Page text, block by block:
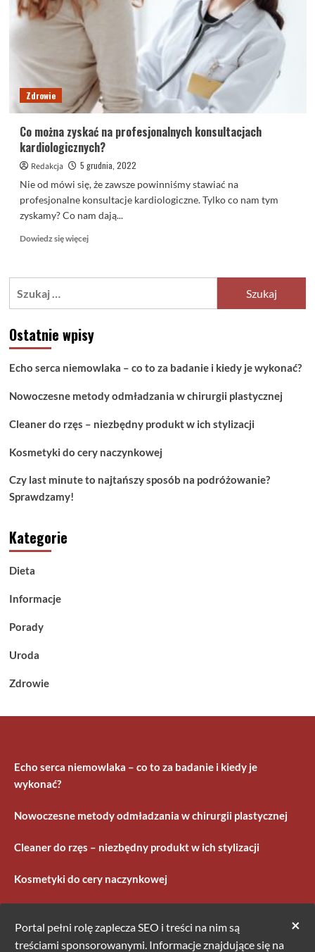
×
Portal pełni rolę zaplecza SEO i treści na nim są
treściami sponsorowanymi. Informacje znajdujące się na
sprawa.
Zdrowie
Co można zyskać na profesjonalnych konsultacjach
kardiologicznych?
Redakcja
5 grudnia, 2022
Nie od mówi się, że zawsze powinniśmy stawiać na
profesjonalne konsultacje kardiologiczne. Tylko co nam tym
zyskamy? Co nam dają...
Dowiedz się więcejDowiedz
o
na
profesjonalnych
kardiologicznych?
Ostatnie wpisy
Echo serca niemowlaka – co to za badanie i kiedy je wykonać?
Nowoczesne metody odmładzania w chirurgii plastycznej
Cleaner do rzęs – niezbędny produkt w ich stylizacji
Kosmetyki do cery naczynkowej
Czy last minute to najtańszy sposób na podróżowanie?
Sprawdzamy!
Kategorie
Dieta
Informacje
Porady
Uroda
Zdrowie
Echo serca niemowlaka – co to za badanie i kiedy je
wykonać?
Nowoczesne metody odmładzania w chirurgii plastycznej
Cleaner do rzęs – niezbędny produkt w ich stylizacji
Kosmetyki do cery naczynkowej